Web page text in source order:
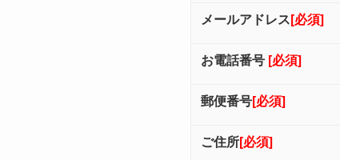
メールアドレス[必須]
お電話番号 [必須]
郵便番号[必須]
ご住所[必須]